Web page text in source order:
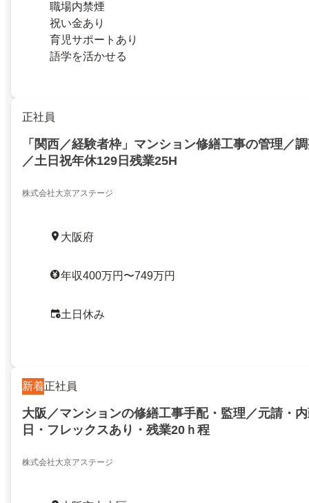
職場内禁煙
祝い金あり
育児サポートあり
語学を活かせる
正社員
「関西／経験者枠」マンション修繕工事の管理／
／土日祝年休129日残業25H
株式会社大京アステージ
大阪府
年収400万円〜749万円
土日休み
新着正社員
大阪／マンションの修繕工事手配・監理／元請・
日・フレックスあり・残業20ｈ程
株式会社大京アステージ